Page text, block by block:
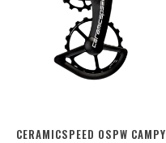
CERAMICSPEED OSPW CAMPY